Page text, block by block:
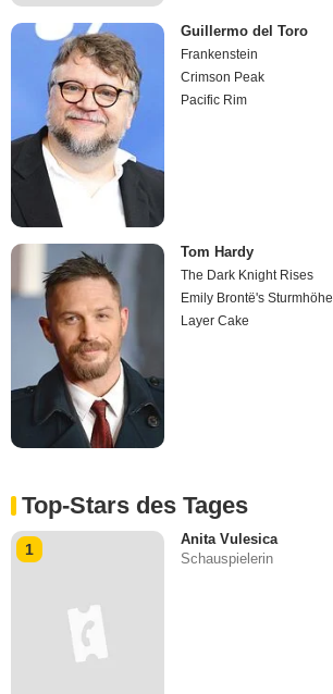
Guillermo del Toro
Frankenstein
Crimson Peak
Pacific Rim
Tom Hardy
The Dark Knight Rises
Emily Brontë's Sturmhöhe
Layer Cake
Top-Stars des Tages
1
Anita Vulesica
Schauspielerin